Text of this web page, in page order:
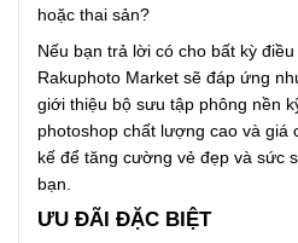
hoặc thai sản?
Nếu bạn trả lời có cho bất kỳ
Rakuphoto Market sẽ đáp ứng
giới thiệu bộ sưu tập phông nền
photoshop chất lượng cao và giá
kế để tăng cường vẻ đẹp và sức
bạn.
ƯU ĐÃI ĐẶC BIỆT